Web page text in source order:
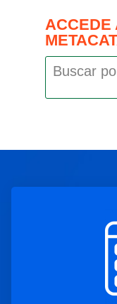
ACCEDE